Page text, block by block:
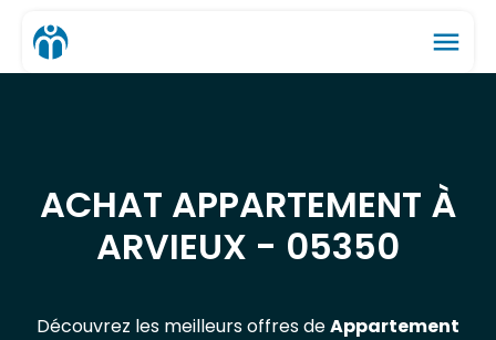
menu
ACHAT APPARTEMENT À
ARVIEUX - 05350
Découvrez les meilleurs offres deAppartement